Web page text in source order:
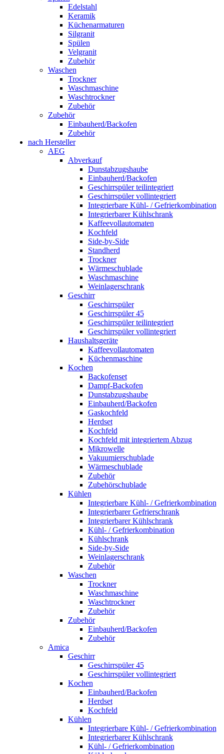
Edelstahl
Keramik
Küchenarmaturen
Silgranit
Spülen
Velgranit
Zubehör
Waschen
Trockner
Waschmaschine
Waschtrockner
Zubehör
Zubehör
Einbauherd/Backofen
Zubehör
nach Hersteller
AEG
Abverkauf
Dunstabzugshaube
Einbauherd/Backofen
Geschirrspüler teilintegriert
Geschirrspüler vollintegriert
Integrierbare Kühl- / Gefrierkombination
Integrierbarer Kühlschrank
Kaffeevollautomaten
Kochfeld
Side-by-Side
Standherd
Trockner
Wärmeschublade
Waschmaschine
Weinlagerschrank
Geschirr
Geschirrspüler
Geschirrspüler 45
Geschirrspüler teilintegriert
Geschirrspüler vollintegriert
Haushaltsgeräte
Kaffeevollautomaten
Küchenmaschine
Kochen
Backofenset
Dampf-Backofen
Dunstabzugshaube
Einbauherd/Backofen
Gaskochfeld
Herdset
Kochfeld
Kochfeld mit integriertem Abzug
Mikrowelle
Vakuumierschublade
Wärmeschublade
Zubehör
Zubehörschublade
Kühlen
Integrierbare Kühl- / Gefrierkombination
Integrierbarer Gefrierschrank
Integrierbarer Kühlschrank
Kühl- / Gefrierkombination
Kühlschrank
Side-by-Side
Weinlagerschrank
Zubehör
Waschen
Trockner
Waschmaschine
Waschtrockner
Zubehör
Zubehör
Einbauherd/Backofen
Zubehör
Amica
Geschirr
Geschirrspüler 45
Geschirrspüler vollintegriert
Kochen
Einbauherd/Backofen
Herdset
Kochfeld
Kühlen
Integrierbare Kühl- / Gefrierkombination
Integrierbarer Kühlschrank
Kühl- / Gefrierkombination